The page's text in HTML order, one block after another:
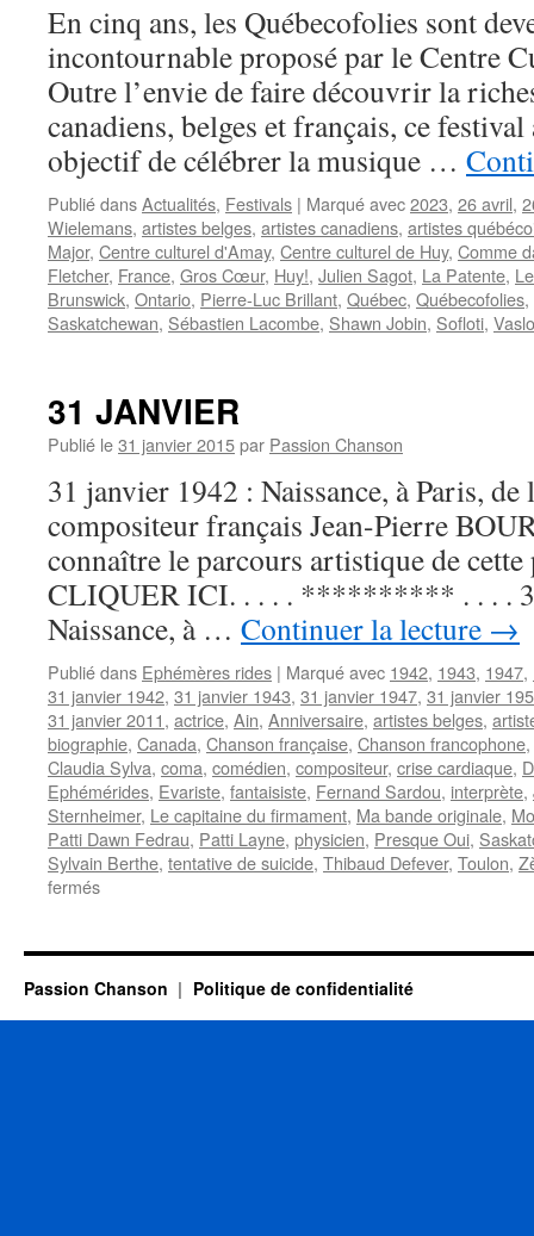
En cinq ans, les Québecofolies sont
incontournable proposé par le Centre
Outre l’envie de faire découvrir la
canadiens, belges et français, ce
objectif de célébrer la musique …
Publié dansActualités, Festivals | Marqué avec2023, 26 avril,
Wielemans, artistes belges, artistes canadiens, artistes
Major, Centre culturel d'Amay, Centre culturel de Huy, Comme
Fletcher, France, Gros Cœur, Huy!, Julien Sagot, La Patente,
Brunswick, Ontario, Pierre-Luc Brillant, Québec, Québecofolies,
Saskatchewan, Sébastien Lacombe, Shawn Jobin, Sofloti, Vaslo
31 JANVIER
Publié le31 janvier 2015par Passion Chanson
31 janvier 1942 : Naissance, à Paris, de
compositeur français Jean-Pierre
connaître le parcours artistique de
CLIQUER ICI. . . . . ********** . . . .
Naissance, à … Continuer la lecture →
Publié dans Ephémères rides | Marqué avec 1942, 1943, 1947,
31 janvier 1942, 31 janvier 1943, 31 janvier 1947, 31 janvier
31 janvier 2011, actrice, Ain, Anniversaire, artistes belges,
biographie, Canada, Chanson française, Chanson francophone,
Claudia Sylva, coma, comédien, compositeur, crise cardiaque,
Ephémérides, Evariste, fantaisiste, Fernand Sardou, interprète,
Sternheimer, Le capitaine du firmament, Ma bande originale,
Patti Dawn Fedrau, Patti Layne, physicien, Presque Oui,
Sylvain Berthe, tentative de suicide, Thibaud Defever, Toulon,
ferméssur
Passion Chanson Politique de confidentialité